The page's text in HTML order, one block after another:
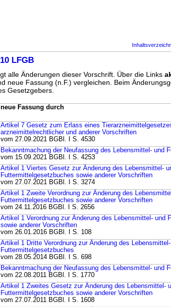
LFGB
alle Änderungen dieser Vorschrift. Über die Links
neue Fassung (n.F.) vergleichen. Beim
Gesetzgebers.
neue Fassung durch
Artikel 7 Gesetz zum Erlass eines
arzneimittelrechtlicher und anderer Vorschriften
vom 27.09.2021 BGBl. I S. 4530
Bekanntmachung der Neufassung des Lebensmittel- und
vom 15.09.2021 BGBl. I S. 4253
Artikel 1 Viertes Gesetz zur Änderung des Lebensmittel-
Futtermittelgesetzbuches sowie anderer Vorschriften
vom 27.07.2021 BGBl. I S. 3274
Artikel 1 Zweite Verordnung zur Änderung des
Futtermittelgesetzbuches sowie anderer Vorschriften
vom 24.11.2016 BGBl. I S. 2656
Artikel 1 Verordnung zur Änderung des Lebensmittel- und
sowie anderer Vorschriften
vom 26.01.2016 BGBl. I S. 108
Artikel 1 Dritte Verordnung zur Änderung des
Futtermittelgesetzbuches
vom 28.05.2014 BGBl. I S. 698
Bekanntmachung der Neufassung des Lebensmittel- und
vom 22.08.2011 BGBl. I S. 1770
Artikel 1 Zweites Gesetz zur Änderung des Lebensmittel-
Futtermittelgesetzbuches sowie anderer Vorschriften
vom 27.07.2011 BGBl. I S. 1608